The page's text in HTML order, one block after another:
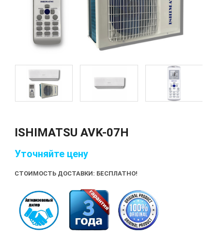
ISHIMATSU AVK-07H
Уточняйте цену
СТОИМОСТЬ ДОСТАВКИ: БЕСПЛАТНО!